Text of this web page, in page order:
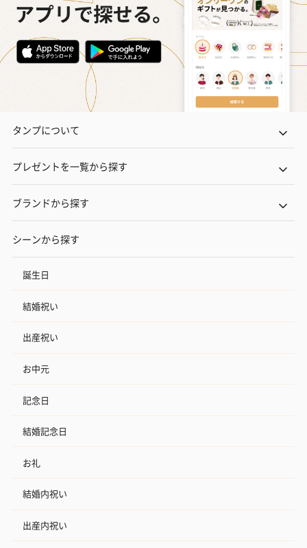
タンプについて
プレゼントを一覧から探す
ブランドから探す
シーンから探す
誕生日
結婚祝い
出産祝い
お中元
記念日
結婚記念日
お礼
結婚内祝い
出産内祝い